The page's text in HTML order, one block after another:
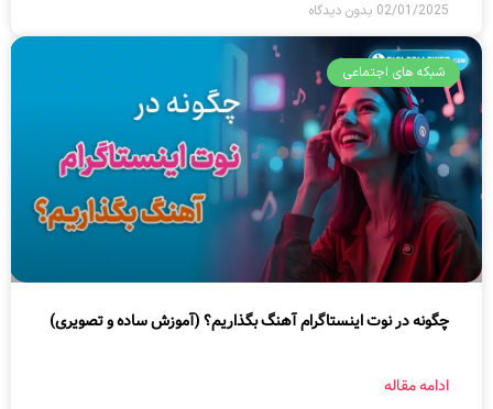
02/01/2025 بدون دیدگاه
شبکه های اجتماعی
چگونه در نوت اینستاگرام آهنگ بگذاریم؟ (آموزش ساده و تصویری)
ادامه مقاله